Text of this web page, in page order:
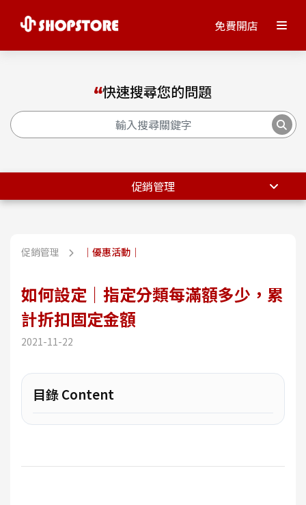
免費開店
快速搜尋您的問題
促銷管理
促銷管理 ｜優惠活動｜
如何設定｜指定分類每滿額多少，累
計折扣固定金額
2021-11-22
目錄 Content